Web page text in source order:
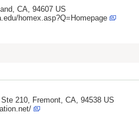
CA, 94607 US
homex.asp?Q=Homepage
210, Fremont, CA, 94538 US